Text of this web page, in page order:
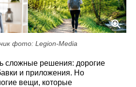
фото: Legion-Media
сложные решения: дорогие
и приложения. Но
вещи, которые